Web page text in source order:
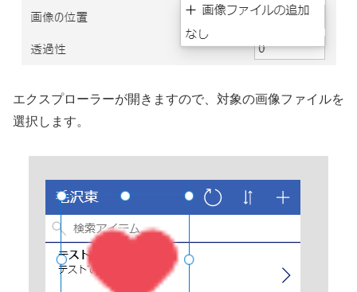
エクスプローラーが開きますので、対象の画像ファイルを
選択します。